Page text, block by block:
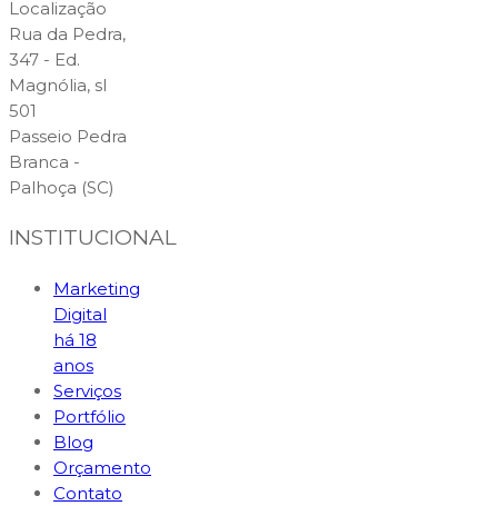
Localização
Rua da Pedra,
347 - Ed.
Magnólia, sl
501
Passeio Pedra
Branca -
Palhoça (SC)
INSTITUCIONAL
Marketing
Digital
há 18
anos
Serviços
Portfólio
Blog
Orçamento
Contato